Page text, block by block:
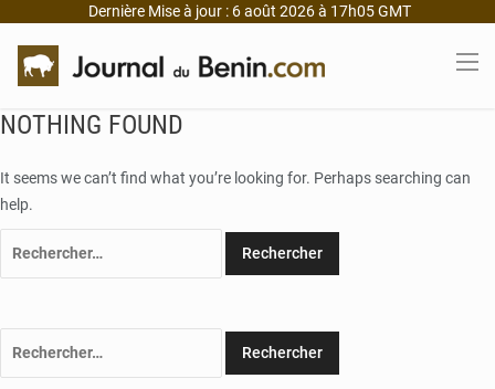
Dernière Mise à jour : 6 août 2026 à 17h05 GMT
NOTHING FOUND
It seems we can’t find what you’re looking for. Perhaps searching can
help.